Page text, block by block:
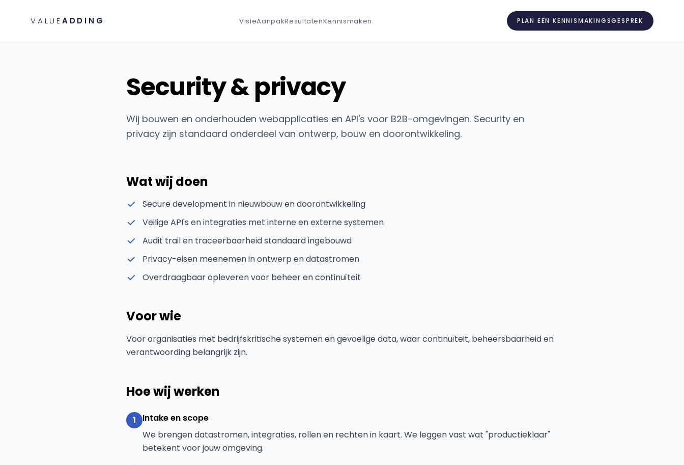
VALUEADDING VisieAanpakResultatenKennismaken PLAN EEN KENNISMAKINGSGESPREK
Security & privacy
Wij bouwen en onderhouden webapplicaties en API's voor B2B-omgevingen. Security en
privacy zijn standaard onderdeel van ontwerp, bouw en doorontwikkeling.
Wat wij doen
Secure development in nieuwbouw en doorontwikkeling
Veilige API's en integraties met interne en externe systemen
Audit trail en traceerbaarheid standaard ingebouwd
Privacy-eisen meenemen in ontwerp en datastromen
Overdraagbaar opleveren voor beheer en continuïteit
Voor wie
Voor organisaties met bedrijfskritische systemen en gevoelige data, waar continuïteit, beheersbaarheid en
verantwoording belangrijk zijn.
Hoe wij werken
1
Intake en scope
We brengen datastromen, integraties, rollen en rechten in kaart. We leggen vast wat "productieklaar"
betekent voor jouw omgeving.